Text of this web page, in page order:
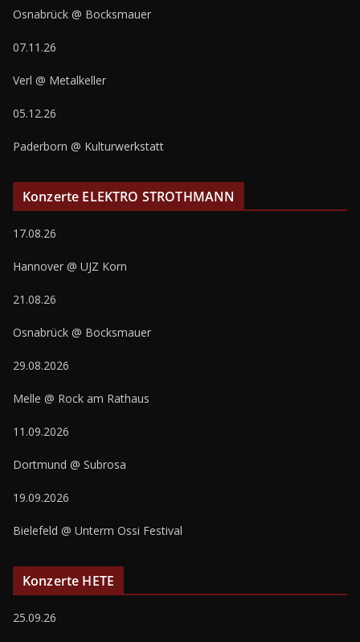
Osnabrück @ Bocksmauer
07.11.26
Verl @ Metalkeller
05.12.26
Paderborn @ Kulturwerkstatt
Konzerte ELEKTRO STROTHMANN
17.08.26
Hannover @ UJZ Korn
21.08.26
Osnabrück @ Bocksmauer
29.08.2026
Melle @ Rock am Rathaus
11.09.2026
Dortmund @ Subrosa
19.09.2026
Bielefeld @ Unterm Ossi Festival
Konzerte HETE
25.09.26